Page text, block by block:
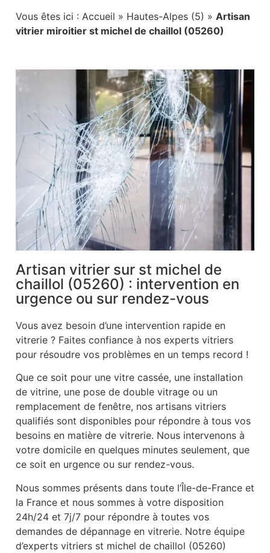
Vous êtes ici : Accueil » Hautes-Alpes (5) » Artisan
vitrier miroitier st michel de chaillol (05260)
Artisan vitrier sur st michel de
chaillol (05260) : intervention en
urgence ou sur rendez-vous
Vous avez besoin d’une intervention rapide en
vitrerie ? Faites confiance à nos experts vitriers
pour résoudre vos problèmes en un temps record !
Que ce soit pour une vitre cassée, une installation
de vitrine, une pose de double vitrage ou un
remplacement de fenêtre, nos artisans vitriers
qualifiés sont disponibles pour répondre à tous vos
besoins en matière de vitrerie. Nous intervenons à
votre domicile en quelques minutes seulement, que
ce soit en urgence ou sur rendez-vous.
Nous sommes présents dans toute l’Île-de-France et
la France et nous sommes à votre disposition
24h/24 et 7j/7 pour répondre à toutes vos
demandes de dépannage en vitrerie. Notre équipe
d’experts vitriers st michel de chaillol (05260)